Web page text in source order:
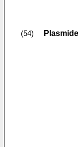
(54)